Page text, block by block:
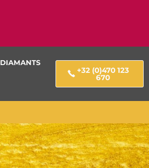
DIAMANTS
+32 (0)470 123
670